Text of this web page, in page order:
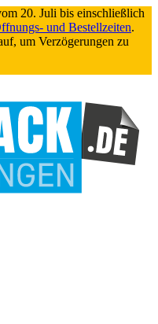
20. Juli bis einschließlich
und Bestellzeiten.
um Verzögerungen zu